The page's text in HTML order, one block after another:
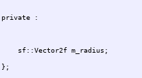
private :
    sf::Vector2f m_radius;